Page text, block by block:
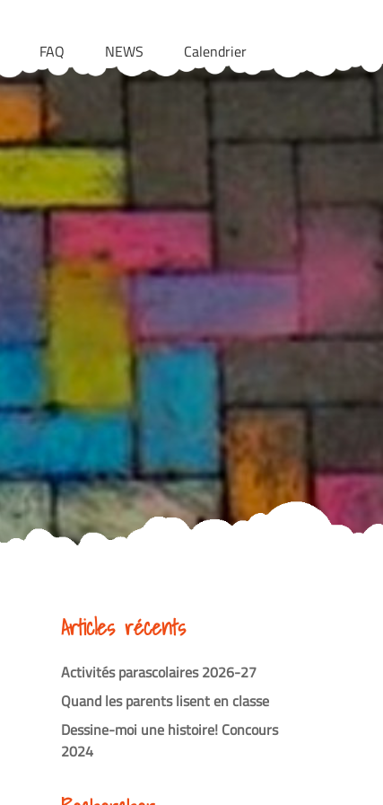
FAQ NEWS Calendrier
Articles récents
Activités parascolaires 2026-27
Quand les parents lisent en classe
Dessine-moi une histoire! Concours
2024